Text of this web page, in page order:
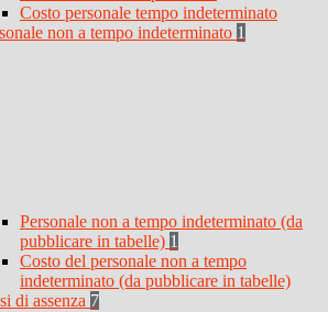
Costo personale tempo indeterminato
non a tempo indeterminato 1
Personale non a tempo indeterminato (da
pubblicare in tabelle) 1
Costo del personale non a tempo
indeterminato (da pubblicare in tabelle)
di assenza 7